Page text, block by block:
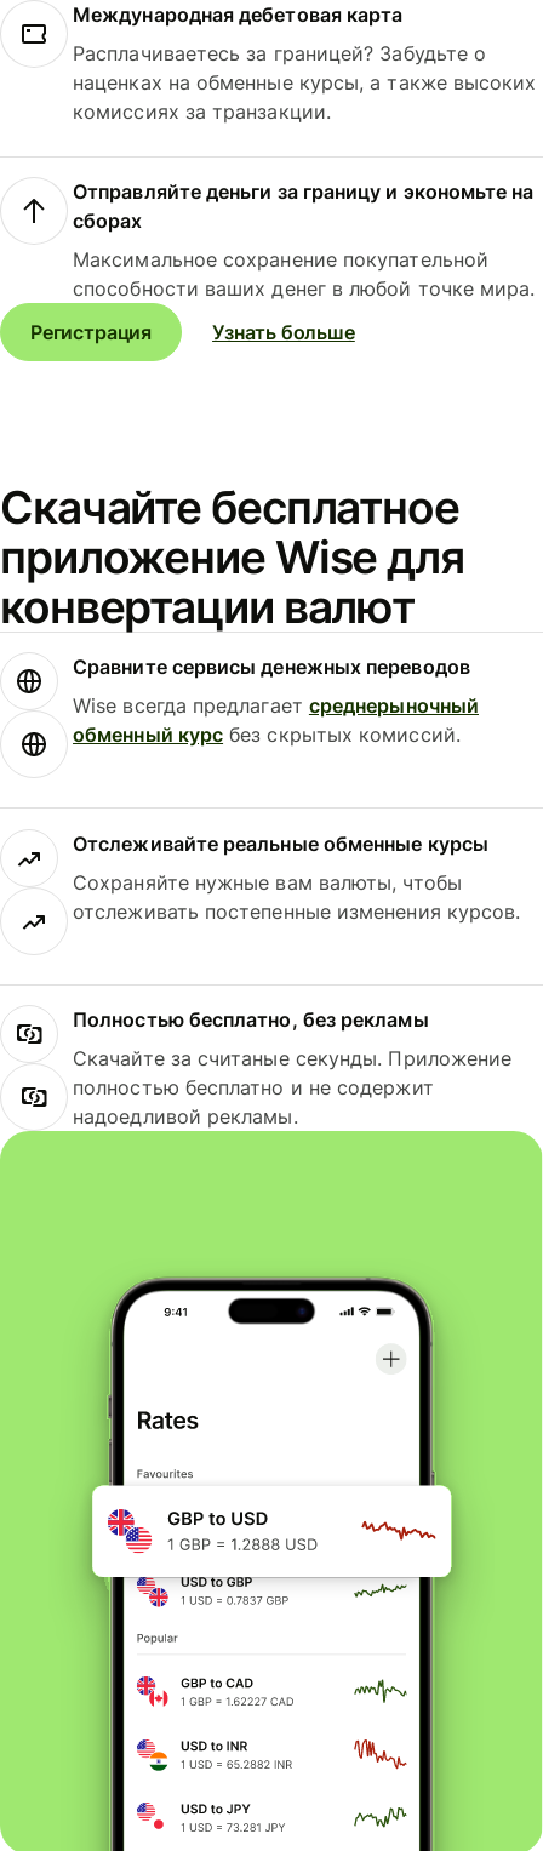
Международная дебетовая карта
Расплачиваетесь за границей? Забудьте о
наценках на обменные курсы, а также высоких
комиссиях за транзакции.
Отправляйте деньги за границу и экономьте на
сборах
Максимальное сохранение покупательной
способности ваших денег в любой точке мира.
Регистрация
Узнать больше
Скачайте бесплатное
приложение Wise для
конвертации валют
Сравните сервисы денежных переводов
Wise всегда предлагает среднерыночный
обменный курс без скрытых комиссий.
Отслеживайте реальные обменные курсы
Сохраняйте нужные вам валюты, чтобы
отслеживать постепенные изменения курсов.
Полностью бесплатно, без рекламы
Скачайте за считаные секунды. Приложение
полностью бесплатно и не содержит
надоедливой рекламы.